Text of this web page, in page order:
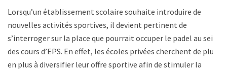
Lorsqu’un établissement scolaire souhaite introduire de
nouvelles activités sportives, il devient pertinent de
s’interroger sur la place que pourrait occuper le padel au sein
des cours d’EPS. En effet, les écoles privées cherchent de plus
en plus à diversifier leur offre sportive afin de stimuler la